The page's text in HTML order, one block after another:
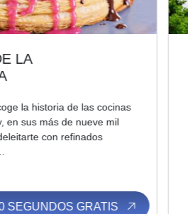
mil
TORRE
Imitadísima,
nombre de su
asciende hacia el
antigua plaza de
ESCUCHA